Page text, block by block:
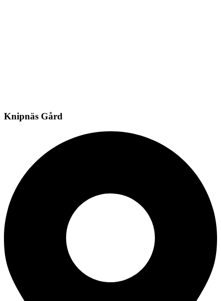
Knipnäs Gård